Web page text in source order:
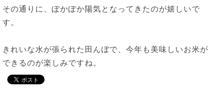
その通りに、ぽかぽか陽気となってきたのが嬉しいで
す。
きれいな水が張られた田んぼで、今年も美味しいお米が
できるのが楽しみですね。